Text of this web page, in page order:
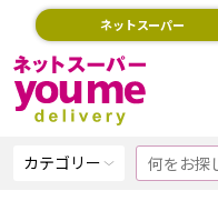
ネットスーパー
カテゴリー